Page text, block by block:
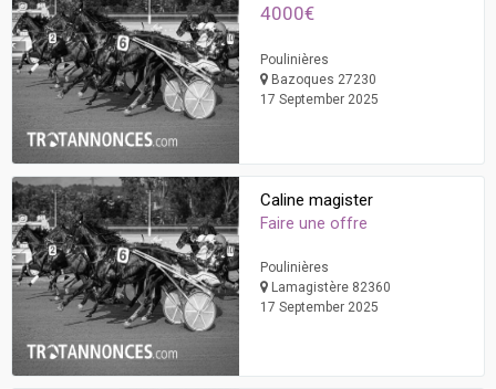
4000€
Poulinières
Bazoques 27230
17 September 2025
Caline magister
Faire une offre
Poulinières
Lamagistère 82360
17 September 2025